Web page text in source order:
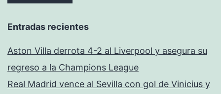
Entradas recientes
Aston Villa derrota 4-2 al Liverpool y asegura su
regreso a la Champions League
Real Madrid vence al Sevilla con gol de Vinicius y